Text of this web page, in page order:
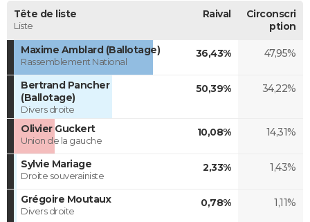
Tête de liste
Liste
Raival
Circonscri
ption
Maxime Amblard (Ballotage)
Rassemblement National
36,43% 47,95%
Bertrand Pancher
(Ballotage)
Divers droite
50,39% 34,22%
Olivier Guckert
Union de la gauche
10,08% 14,31%
Sylvie Mariage
Droite souverainiste
2,33% 1,43%
Grégoire Moutaux
Divers droite
0,78% 1,11%